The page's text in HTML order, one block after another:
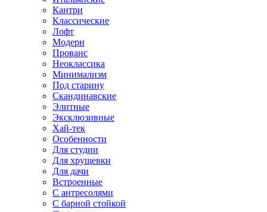
Кантри
Классические
Лофт
Модерн
Прованс
Неоклассика
Минимализм
Под старину
Скандинавские
Элитные
Эксклюзивные
Хай-тек
Особенности
Для студии
Для хрущевки
Для дачи
Встроенные
С антресолями
С барной стойкой